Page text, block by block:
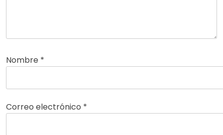
Nombre *
Correo electrónico *